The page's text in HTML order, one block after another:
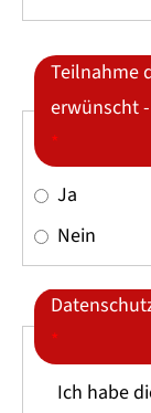
Teilnahme
erwünscht
*
Ja
Nein
*
Ich habe